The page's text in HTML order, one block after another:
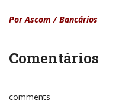
Por Ascom / Bancários
Comentários
comments